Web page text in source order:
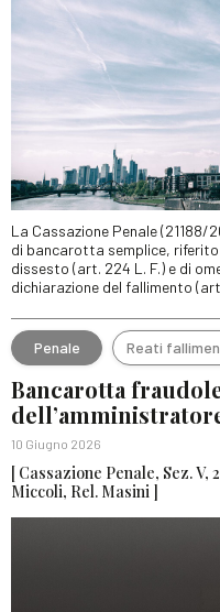
La Cassazione Penale
di bancarotta semplice,
dissesto (art. 224 L. F.) e di
dichiarazione del fallimento (art.
Penale Reati
Bancarotta
10 Giugno 2026
[ Cassazione Penale, Sez. V,
Miccoli, Rel. Masini ]